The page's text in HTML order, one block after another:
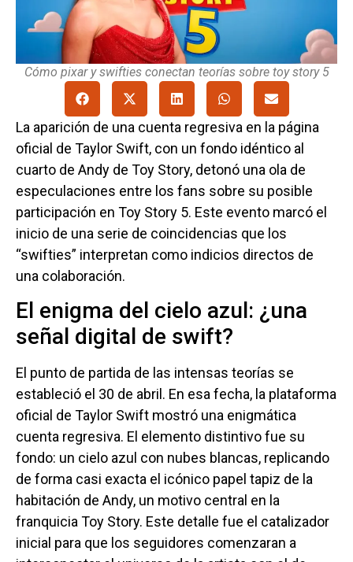
Cómo pixar y swifties conectan teorías sobre toy story 5
La aparición de una cuenta regresiva en la página
oficial de Taylor Swift, con un fondo idéntico al
cuarto de Andy de Toy Story, detonó una ola de
especulaciones entre los fans sobre su posible
participación en Toy Story 5. Este evento marcó el
inicio de una serie de coincidencias que los
“swifties” interpretan como indicios directos de
una colaboración.
El enigma del cielo azul: ¿una
señal digital de swift?
El punto de partida de las intensas teorías se
estableció el 30 de abril. En esa fecha, la plataforma
oficial de Taylor Swift mostró una enigmática
cuenta regresiva. El elemento distintivo fue su
fondo: un cielo azul con nubes blancas, replicando
de forma casi exacta el icónico papel tapiz de la
habitación de Andy, un motivo central en la
franquicia Toy Story. Este detalle fue el catalizador
inicial para que los seguidores comenzaran a